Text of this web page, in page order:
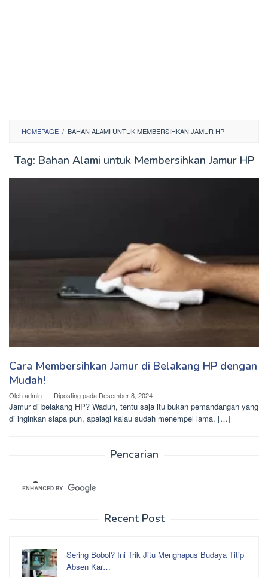
HOMEPAGE / BAHAN ALAMI UNTUK MEMBERSIHKAN JAMUR HP
Tag: Bahan Alami untuk Membersihkan Jamur HP
Cara Membersihkan Jamur di Belakang HP dengan
Mudah!
Olehadmin Diposting pada Desember 8, 2024
Jamur di belakang HP? Waduh, tentu saja itu bukan pemandangan yang
di inginkan siapa pun, apalagi kalau sudah menempel lama. […]
Pencarian
Recent Post
Sering Bobol? Ini Trik Jitu Menghapus Budaya Titip
Absen Kar…